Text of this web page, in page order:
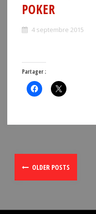
POKER
4 septembre 2015
Partager :
OLDER POSTS